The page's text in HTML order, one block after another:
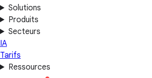
Solutions
Produits
Secteurs
IA
Tarifs
Ressources